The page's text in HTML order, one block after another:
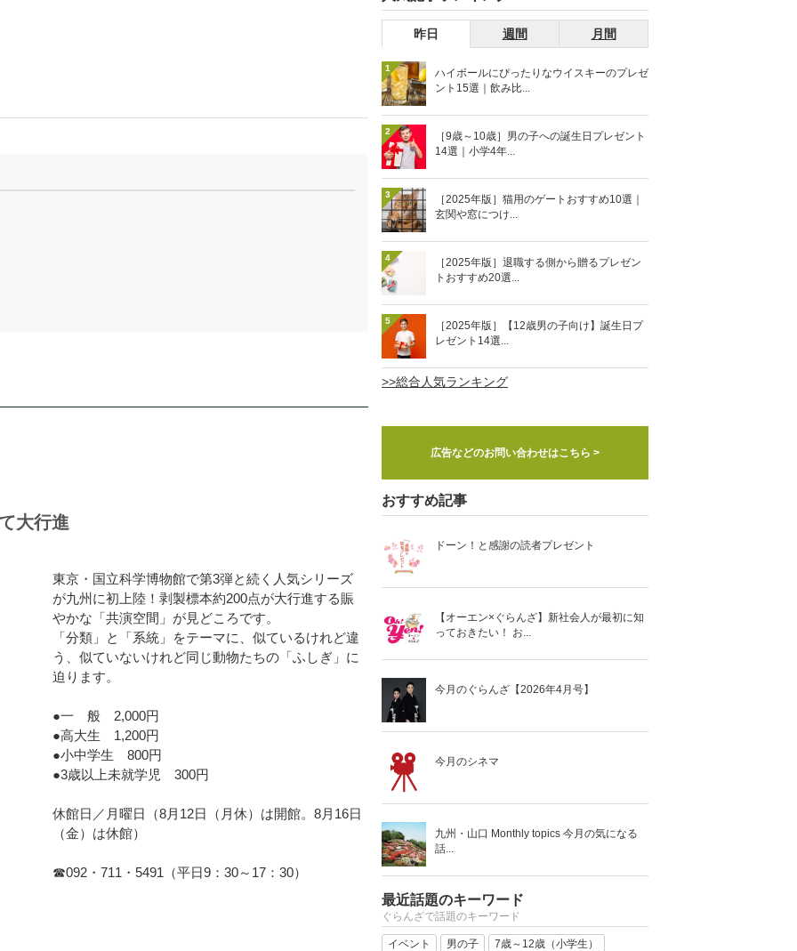
大行進
東京・国立科学博物館で第3弾と続く人気シリーズ
が九州に初上陸！剥製標本約200点が大行進する賑
やかな「共演空間」が見どころです。
「分類」と「系統」をテーマに、似ているけれど違
う、似ていないけれど同じ動物たちの「ふしぎ」に
迫ります。
●一 般 2,000円
●高大生 1,200円
●小中学生 800円
●3歳以上未就学児 300円
休館日／月曜日（8月12日（月休）は開館。8月16日
（金）は休館）
☎092・711・5491（平日9：30～17：30）
昨日 週間 月間
1
ハイボールにぴったりなウイスキーのプレゼ
ント15選｜飲み比...
2
［9歳～10歳］男の子への誕生日プレゼント
14選｜小学4年...
3
［2025年版］猫用のゲートおすすめ10選｜
玄関や窓につけ...
4
［2025年版］退職する側から贈るプレゼン
トおすすめ20選...
5
［2025年版］【12歳男の子向け】誕生日プ
レゼント14選...
>>総合人気ランキング
広告などのお問い合わせはこちら >
おすすめ記事
ドーン！と感謝の読者プレゼント
【オーエン×ぐらんざ】新社会人が最初に知
っておきたい！ お...
今月のぐらんざ【2026年4月号】
今月のシネマ
九州・山口 Monthly topics 今月の気になる
話...
最近話題のキーワード
ぐらんざで話題のキーワード
イベント 男の子 7歳～12歳（小学生）